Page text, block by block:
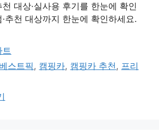
천 대상·실사용 후기를 한눈에 확인
추천 대상까지 한눈에 확인하세요.
트
베스트픽, 캠핑카, 캠핑카 추천, 프리